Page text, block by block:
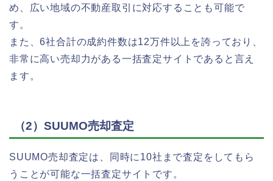
め、広い地域の不動産取引に対応することも可能で
す。
また、6社合計の成約件数は12万件以上を誇っており、
非常に高い売却力がある一括査定サイトであると言え
ます。
（2）SUUMO売却査定
SUUMO売却査定は、同時に10社まで査定をしてもら
うことが可能な一括査定サイトです。